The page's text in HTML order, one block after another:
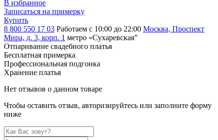
В избранное
Записаться на примерку
Купить
8 800 550 17 03 Работаем с 10:00 до 22:00 Москва, Проспект
Мира, д. 3, корп. 1 метро «Сухаревская”
Отпаривание свадебного платья
Бесплатная примерка
Профессиональная подгонка
Хранение платья
Нет отзывов о данном товаре
Чтобы оставить отзыв, авторизируйтесь или заполните форму
ниже